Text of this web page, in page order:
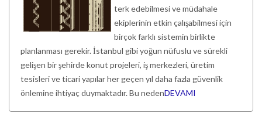
terk edebilmesi ve müdahale
ekiplerinin etkin çalışabilmesi için
birçok farklı sistemin birlikte
planlanması gerekir. İstanbul gibi yoğun nüfuslu ve sürekli
gelişen bir şehirde konut projeleri, iş merkezleri, üretim
tesisleri ve ticari yapılar her geçen yıl daha fazla güvenlik
önlemine ihtiyaç duymaktadır. Bu nedenDEVAMI